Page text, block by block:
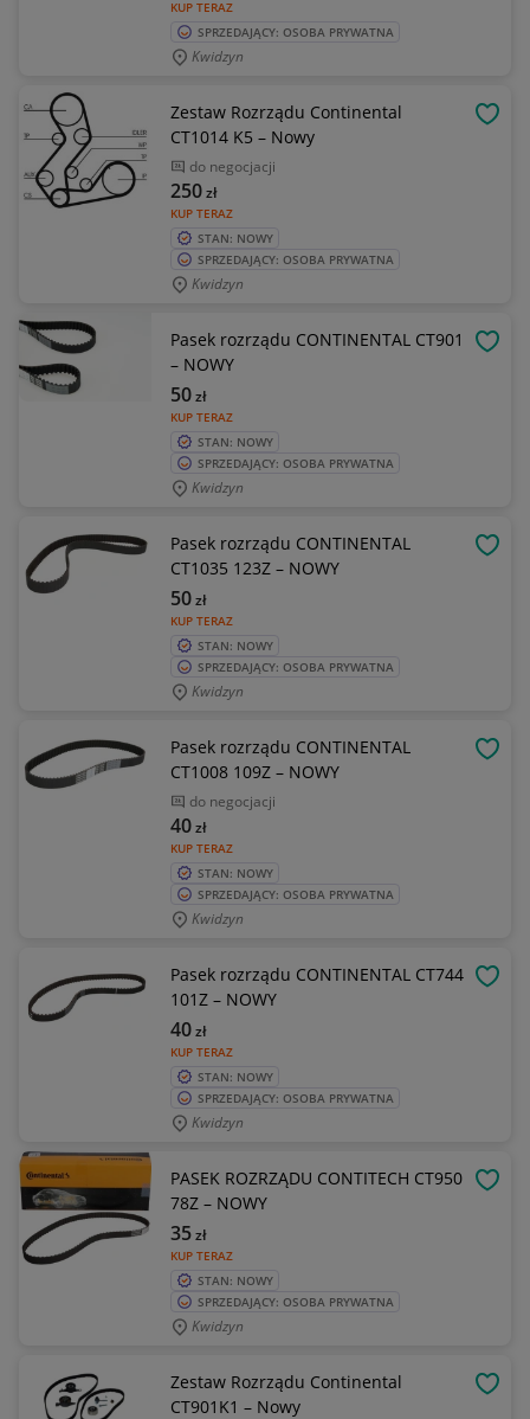
KUP TERAZ
SPRZEDAJĄCY: OSOBA PRYWATNA
Kwidzyn
Zestaw Rozrządu Continental
CT1014 K5 – Nowy
do negocjacji
KUP TERAZ
250zł
STAN: NOWY
SPRZEDAJĄCY: OSOBA PRYWATNA
Kwidzyn
Pasek rozrządu CONTINENTAL CT901
– NOWY
KUP TERAZ
50zł
STAN: NOWY
SPRZEDAJĄCY: OSOBA PRYWATNA
Kwidzyn
Pasek rozrządu CONTINENTAL
CT1035 123Z – NOWY
KUP TERAZ
50zł
STAN: NOWY
SPRZEDAJĄCY: OSOBA PRYWATNA
Kwidzyn
Pasek rozrządu CONTINENTAL
CT1008 109Z – NOWY
do negocjacji
KUP TERAZ
40zł
STAN: NOWY
SPRZEDAJĄCY: OSOBA PRYWATNA
Kwidzyn
Pasek rozrządu CONTINENTAL CT744
101Z – NOWY
KUP TERAZ
40zł
STAN: NOWY
SPRZEDAJĄCY: OSOBA PRYWATNA
Kwidzyn
PASEK ROZRZĄDU CONTITECH CT950
78Z – NOWY
KUP TERAZ
35zł
STAN: NOWY
SPRZEDAJĄCY: OSOBA PRYWATNA
Kwidzyn
Zestaw Rozrządu Continental
CT901K1 – Nowy